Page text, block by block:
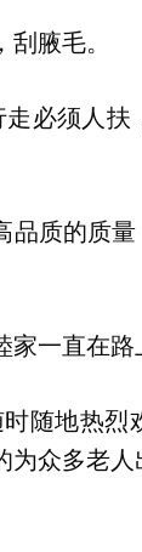
腋毛。
必须人
品质的质
一直在路
随地热烈
众多老人